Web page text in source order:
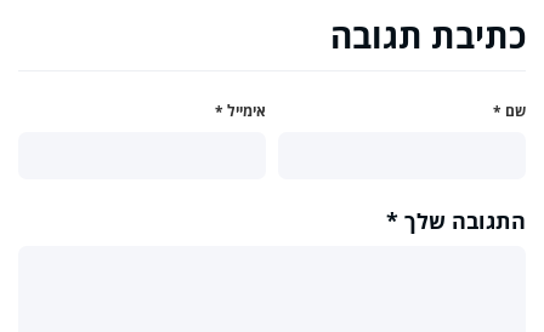
כתיבת תגובה
שם * אימייל *
התגובה שלך *